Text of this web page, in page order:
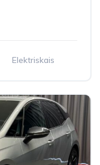
Elektriskais